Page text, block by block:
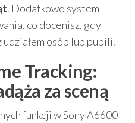
. Dodatkowo system
co docenisz, gdy
osób lub pupili.
Tracking:
za sceną
funkcji w Sony A6600